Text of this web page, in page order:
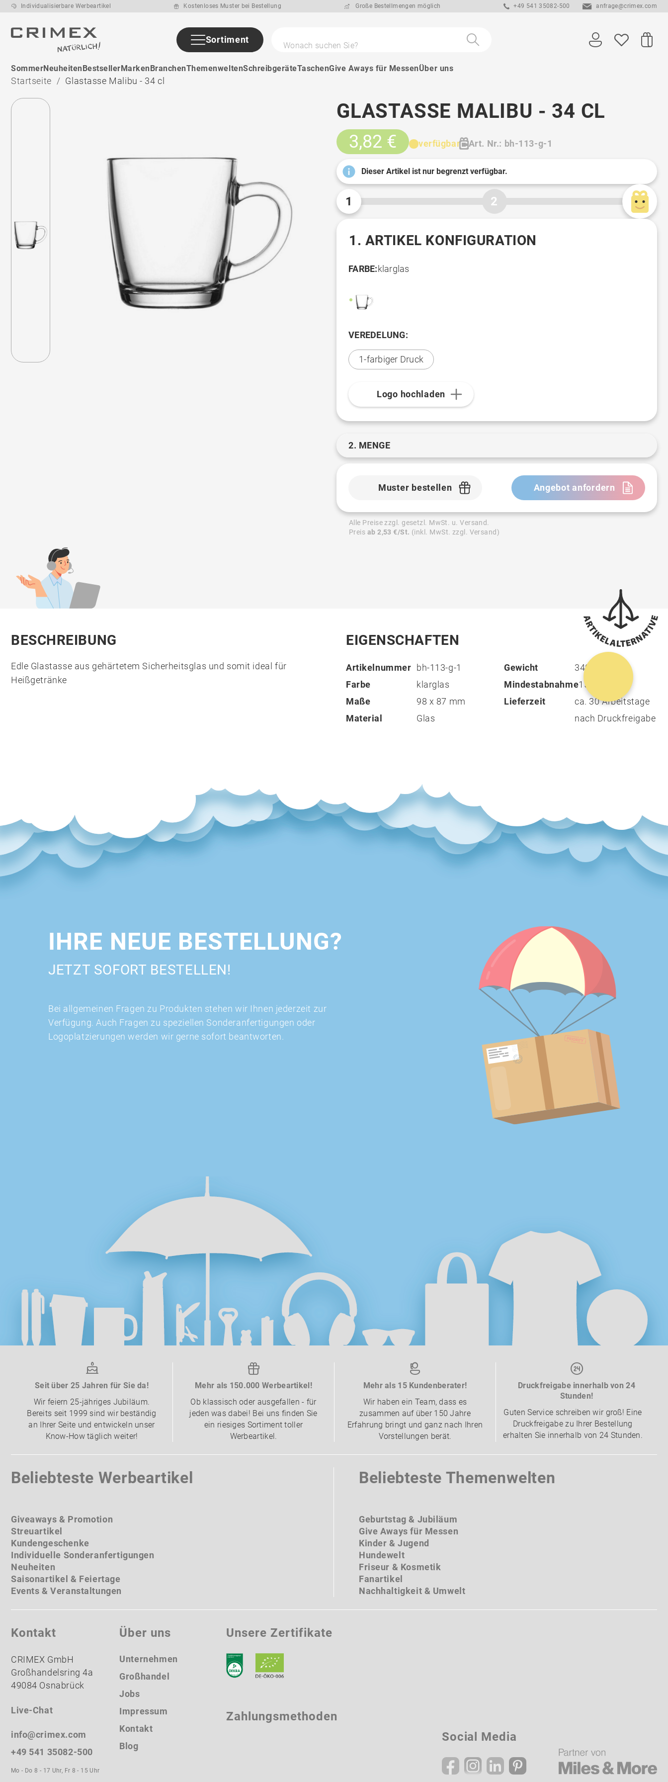
Individualisierbare Werbeartikel Kostenloses Muster bei Bestellung Große Bestellmengen möglich +49 541 35082-500 anfrage@crimex.com
Sortiment
Wonach suchen Sie?
SommerNeuheitenBestsellerMarkenBranchenThemenweltenSchreibgeräteTaschenGive Aways für MessenÜber uns
Startseite Glastasse Malibu - 34 cl
Arbeitstage
nach
Druckfreigabe
GLASTASSE MALIBU - 34 CL
3,82 € verfügbar Art. Nr.: bh-113-g-1
Dieser Artikel ist nur begrenzt verfügbar.
1 2
1. ARTIKEL KONFIGURATION
FARBE:klarglas
VEREDELUNG:
1-farbiger Druck
Logo hochladen
2. MENGE
Muster bestellen Angebot anfordern
Alle Preise zzgl. gesetzl. MwSt. u. Versand.
Preis ab 2,53 €/St. (inkl. MwSt. zzgl. Versand)
BESCHREIBUNG
Edle Glastasse aus gehärtetem Sicherheitsglas und somit ideal für
Heißgetränke
EIGENSCHAFTEN
Artikelnummer
bh-113-g-1
Farbe
klarglas
Maße
98 x 87 mm
Material
Glas
Gewicht
340 g
Mindestabnahme150
Lieferzeit
ca. 30 Arbeitstage
nach Druckfreigabe
IHRE NEUE BESTELLUNG?
JETZT SOFORT BESTELLEN!
Bei allgemeinen Fragen zu Produkten stehen wir Ihnen jederzeit zur
Verfügung. Auch Fragen zu speziellen Sonderanfertigungen oder
Logoplatzierungen werden wir gerne sofort beantworten.
Seit über 25 Jahren für Sie da!
Wir feiern 25-jähriges Jubiläum.
Bereits seit 1999 sind wir beständig
an Ihrer Seite und entwickeln unser
Know-How täglich weiter!
Mehr als 150.000 Werbeartikel!
Ob klassisch oder ausgefallen - für
jeden was dabei! Bei uns finden Sie
ein riesiges Sortiment toller
Werbeartikel.
Mehr als 15 Kundenberater!
Wir haben ein Team, dass es
zusammen auf über 150 Jahre
Erfahrung bringt und ganz nach Ihren
Vorstellungen berät.
Druckfreigabe innerhalb von 24
Stunden!
Guten Service schreiben wir groß! Eine
Druckfreigabe zu Ihrer Bestellung
erhalten Sie innerhalb von 24 Stunden.
Beliebteste Werbeartikel
Giveaways & Promotion
Streuartikel
Kundengeschenke
Individuelle Sonderanfertigungen
Neuheiten
Saisonartikel & Feiertage
Events & Veranstaltungen
Beliebteste Themenwelten
Geburtstag & Jubiläum
Give Aways für Messen
Kinder & Jugend
Hundewelt
Friseur & Kosmetik
Fanartikel
Nachhaltigkeit & Umwelt
Kontakt
CRIMEX GmbH
Großhandelsring 4a
49084 Osnabrück
Live-Chat
info@crimex.com
+49 541 35082-500
Mo - Do 8 - 17 Uhr, Fr 8 - 15 Uhr
Über uns
Unternehmen
Großhandel
Jobs
Impressum
Kontakt
Blog
Unsere Zertifikate
Zahlungsmethoden
Social Media